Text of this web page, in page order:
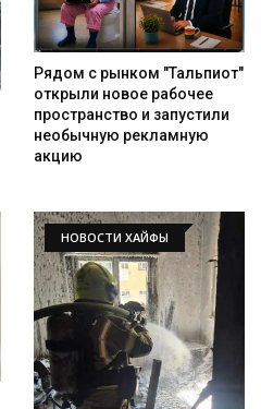
Рядом с рынком "Тальпиот"
открыли новое рабочее
пространство и запустили
необычную рекламную
акцию
НОВОСТИ ХАЙФЫ